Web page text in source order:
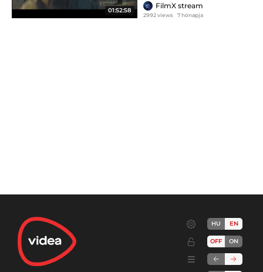
01:52:58
FilmX stream
2992 views 7 hónapja
HU EN
OFF ON